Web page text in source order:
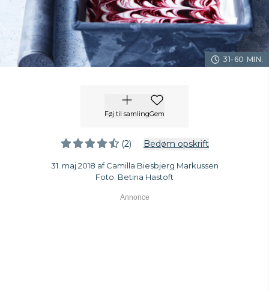
31-60 MIN.
Føj til samlingGem
(2) Bedøm opskrift
31. maj 2018 af Camilla Biesbjerg Markussen
Foto: Betina Hastoft